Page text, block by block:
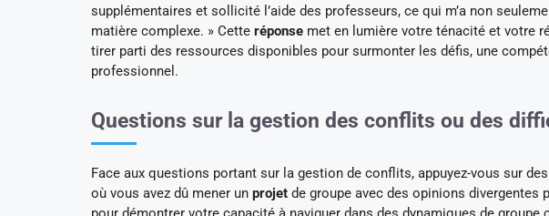
supplémentaires et sollicité l’aide des professeurs, ce qui m’a non
matière complexe. » Cette réponse met en lumière votre ténacité et votre
tirer parti des ressources disponibles pour surmonter les défis, une
professionnel.
Questions sur la gestion des conflits ou des
Face aux questions portant sur la gestion de conflits, appuyez-vous sur
où vous avez dû mener un projet de groupe avec des opinions divergentes